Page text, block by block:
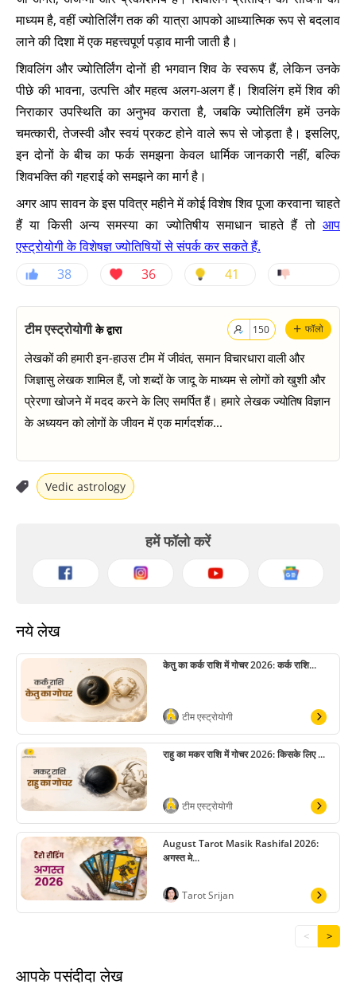
माध्यम है, वहीं ज्योतिर्लिंग तक की यात्रा आपको आध्यात्मिक रूप से बदलाव
लाने की दिशा में एक महत्त्वपूर्ण पड़ाव मानी जाती है।
शिवलिंग और ज्योतिर्लिंग दोनों ही भगवान शिव के स्वरूप हैं, लेकिन उनके
पीछे की भावना, उत्पत्ति और महत्व अलग-अलग हैं। शिवलिंग हमें शिव की
निराकार उपस्थिति का अनुभव कराता है, जबकि ज्योतिर्लिंग हमें उनके
चमत्कारी, तेजस्वी और स्वयं प्रकट होने वाले रूप से जोड़ता है। इसलिए,
इन दोनों के बीच का फर्क समझना केवल धार्मिक जानकारी नहीं, बल्कि
शिवभक्ति की गहराई को समझने का मार्ग है।
अगर आप सावन के इस पवित्र महीने में कोई विशेष शिव पूजा करवाना चाहते
हैं या किसी अन्य समस्या का ज्योतिषीय समाधान चाहते हैं तो आप
एस्ट्रोयोगी के विशेषज्ञ ज्योतिषियों से संपर्क कर सकते हैं.
38
36 41
+ फॉलो
150
टीम एस्ट्रोयोगीके द्वारा
लेखकों की हमारी इन-हाउस टीम में जीवंत, समान विचारधारा वाली और
जिज्ञासु लेखक शामिल हैं, जो शब्दों के जादू के माध्यम से लोगों को खुशी और
प्रेरणा खोजने में मदद करने के लिए समर्पित हैं। हमारे लेखक ज्योतिष विज्ञान
के अध्ययन को लोगों के जीवन में एक मार्गदर्शक...
Vedic astrology
हमें फॉलो करें
नये लेख
केतु का कर्क राशि में गोचर 2026: कर्क राशि...
टीम एस्ट्रोयोगी
राहु का मकर राशि में गोचर 2026: किसके लिए ...
टीम एस्ट्रोयोगी
August Tarot Masik Rashifal 2026:
अगस्त मे...
Tarot Srijan
< >
आपके पसंदीदा लेख